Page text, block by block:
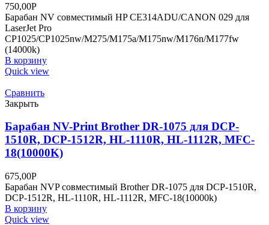
750,00Р
Барабан NV совместимый HP CE314ADU/CANON 029 для
LaserJet Pro
CP1025/CP1025nw/M275/M175a/M175nw/M176n/M177fw
(14000k)
В корзину
Quick view
Сравнить
Закрыть
Барабан NV-Print Brother DR-1075 для DCP-
1510R, DCP-1512R, HL-1110R, HL-1112R, MFC-
18(10000K)
675,00Р
Барабан NVP совместимый Brother DR-1075 для DCP-1510R,
DCP-1512R, HL-1110R, HL-1112R, MFC-18(10000k)
В корзину
Quick view